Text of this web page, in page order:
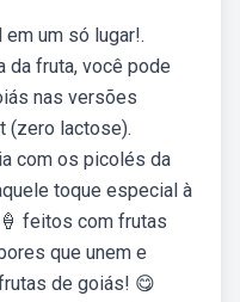
um só lugar!.
da fruta, você pode
nas versões
(zero lactose).
com os picolés da
toque especial à
feitos com frutas
que unem e
de goiás! 😋